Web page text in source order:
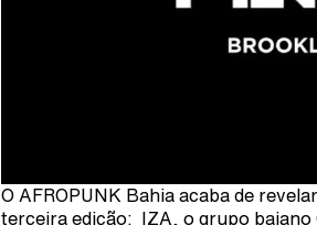
O AFROPUNK Bahia acaba de
terceira edição: IZA, o grupo baiano